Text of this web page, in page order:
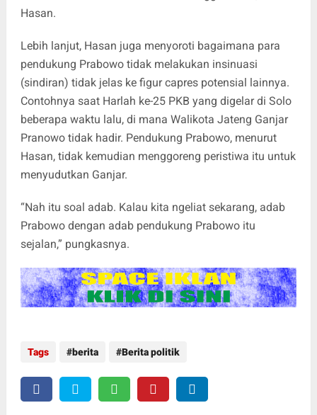
Hasan.
Lebih lanjut, Hasan juga menyoroti bagaimana para
pendukung Prabowo tidak melakukan insinuasi
(sindiran) tidak jelas ke figur capres potensial lainnya.
Contohnya saat Harlah ke-25 PKB yang digelar di Solo
beberapa waktu lalu, di mana Walikota Jateng Ganjar
Pranowo tidak hadir. Pendukung Prabowo, menurut
Hasan, tidak kemudian menggoreng peristiwa itu untuk
menyudutkan Ganjar.
“Nah itu soal adab. Kalau kita ngeliat sekarang, adab
Prabowo dengan adab pendukung Prabowo itu
sejalan,” pungkasnya.
Tags berita Berita politik